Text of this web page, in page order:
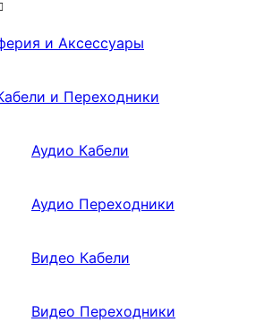
и Аксессуары
и Переходники
Аудио Кабели
Аудио Переходники
Видео Кабели
Видео Переходники